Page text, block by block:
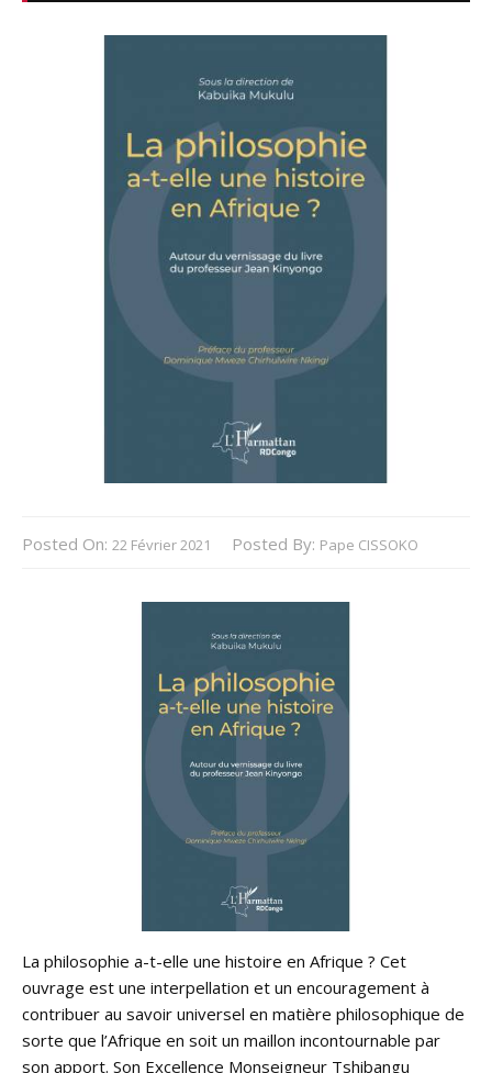
Posted On: 22 Février 2021 Posted By: Pape CISSOKO
La philosophie a-t-elle une histoire en Afrique ? Cet
ouvrage est une interpellation et un encouragement à
contribuer au savoir universel en matière philosophique de
sorte que l’Afrique en soit un maillon incontournable par
son apport. Son Excellence Monseigneur Tshibangu